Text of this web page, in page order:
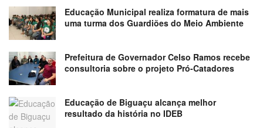
Educação Municipal realiza formatura de mais
uma turma dos Guardiões do Meio Ambiente
Prefeitura de Governador Celso Ramos recebe
consultoria sobre o projeto Pró-Catadores
Educação de Biguaçu alcança melhor
resultado da história no IDEB